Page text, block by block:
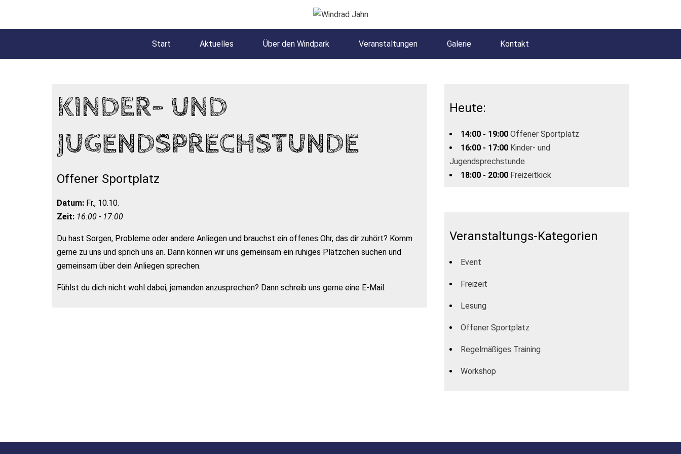
Start Aktuelles Über den Windpark Veranstaltungen Galerie Kontakt
KINDER- UND
JUGENDSPRECHSTUNDE
Offener Sportplatz
Datum: Fr., 10.10.
Zeit: 16:00 - 17:00
Du hast Sorgen, Probleme oder andere Anliegen und brauchst ein offenes Ohr, das dir zuhört? Komm
gerne zu uns und sprich uns an. Dann können wir uns gemeinsam ein ruhiges Plätzchen suchen und
gemeinsam über dein Anliegen sprechen.
Fühlst du dich nicht wohl dabei, jemanden anzusprechen? Dann schreib uns gerne eine E-Mail.
Heute:
14:00 - 19:00 Offener Sportplatz
16:00 - 17:00 Kinder- und
Jugendsprechstunde
18:00 - 20:00 Freizeitkick
Veranstaltungs-Kategorien
Event
Freizeit
Lesung
Offener Sportplatz
Regelmäßiges Training
Workshop